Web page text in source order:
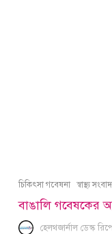
চিকিৎসা গবেষনা স্বাস্থ্য সংবাদ
বাঙালি গবেষকের
হেলথজার্নাল ডেস্ক